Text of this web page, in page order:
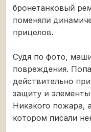
бронетанковый
поменяли
прицелов.
Судя по фото,
повреждения.
действительно
защиту и
Никакого пожара,
котором писали